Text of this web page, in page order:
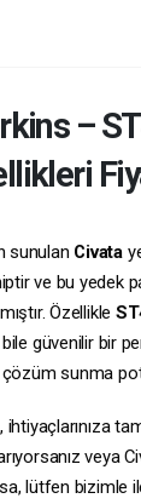
–
sunulan Civata
ve bu yedek
Özellikle
güvenilir bir
çözüm sunma
veya
lütfen